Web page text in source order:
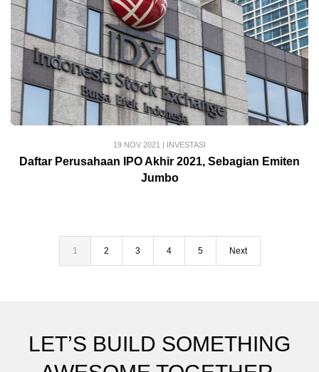
19 NOV 2021 | INVESTASI
Daftar Perusahaan IPO Akhir 2021, Sebagian Emiten
Jumbo
1 2 3 4 5 Next
LET’S BUILD SOMETHING